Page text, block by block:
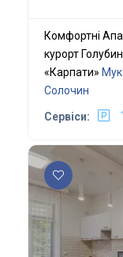
Комфортні
курорт
«Карпати»
Солочин
Сервіси: